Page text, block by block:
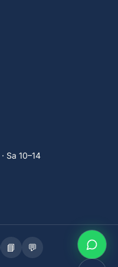
Sa 10–14
📘 💬